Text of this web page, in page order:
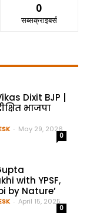
0
सब्सक्राइबर्स
Dixit BJP |
भाजपा
- May 29, 2026
0
with YPSF,
by Nature’
- April 15, 2025
0